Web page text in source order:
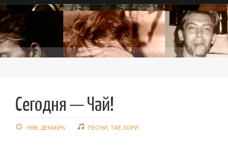
Сегодня — Чай!
1998 ДЕКАБРЬ ПЕСНИ ТАЕ ЗОРИ